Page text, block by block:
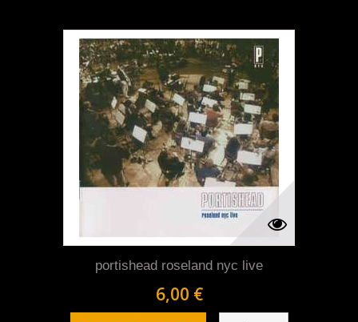
portishead roseland nyc live
6,00 €